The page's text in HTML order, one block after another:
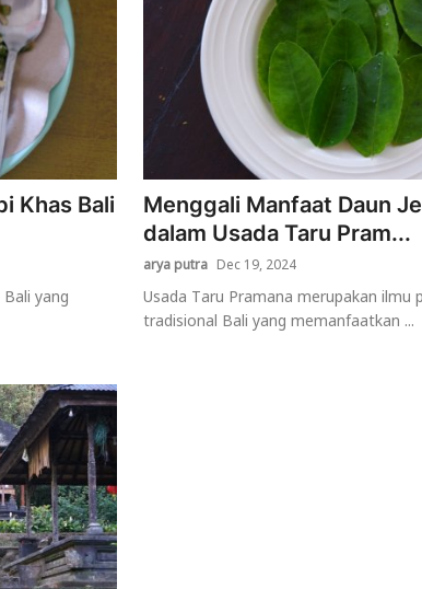
Khas Bali
yang
Menggali Manfaat Daun
dalam Usada Taru Pram...
arya putra Dec 19, 2024
Usada Taru Pramana merupakan ilmu
tradisional Bali yang memanfaatkan ...